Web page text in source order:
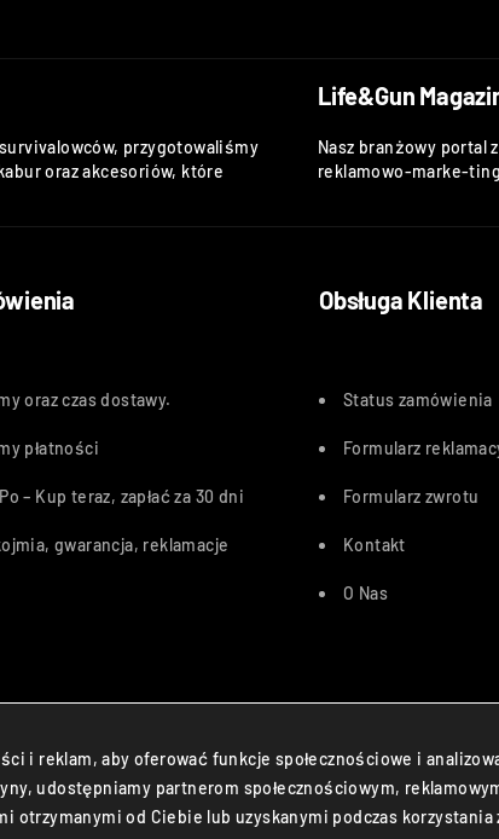
przygotowaliśmy
oraz akcesoriów, które
Life&Gun
Nasz branżowy portal
reklamowo-marke-
Obsługa Klienta
oraz czas dostawy.
płatności
– Kup teraz, zapłać za 30 dni
gwarancja, reklamacje
Status zamówienia
Formularz
Formularz zwrotu
Kontakt
O Nas
i reklam, aby oferować funkcje społecznościowe i
udostępniamy partnerom społecznościowym,
otrzymanymi od Ciebie lub uzyskanymi podczas korzystania